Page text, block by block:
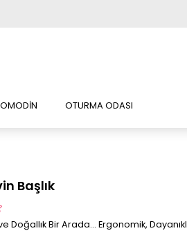
OTURMA ODASI
Başlık
Doğallık Bir Arada... Ergonomik,